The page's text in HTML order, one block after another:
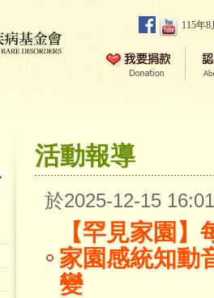
115年
活動報導
於2025-12-15
【罕見家園
家園感統知動
變